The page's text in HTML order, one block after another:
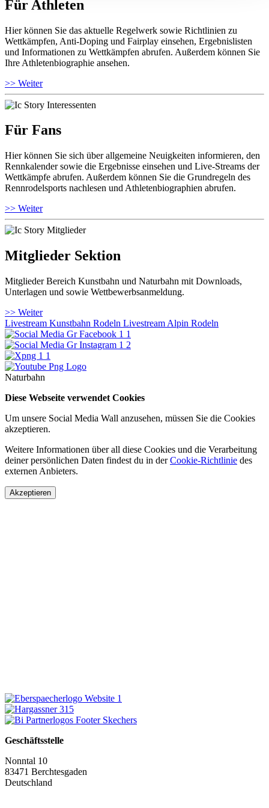
Für Athleten
Hier können Sie das aktuelle Regelwerk sowie Richtlinien zu
Wettkämpfen, Anti-Doping und Fairplay einsehen, Ergebnislisten
und Informationen zu Wettkämpfen abrufen. Außerdem können Sie
Ihre Athletenbiographie ansehen.
>> Weiter
Für Fans
Hier können Sie sich über allgemeine Neuigkeiten informieren, den
Rennkalender sowie die Ergebnisse einsehen und Live-Streams der
Wettkämpfe abrufen. Außerdem können Sie die Grundregeln des
Rennrodelsports nachlesen und Athletenbiographien abrufen.
>> Weiter
Mitglieder Sektion
Mitglieder Bereich Kunstbahn und Naturbahn mit Downloads,
Unterlagen und sowie Wettbewerbsanmeldung.
>> Weiter
Livestream Kunstbahn Rodeln Livestream Alpin Rodeln
Naturbahn
Diese Webseite verwendet Cookies
Um unsere Social Media Wall anzusehen, müssen Sie die Cookies
akzeptieren.
Weitere Informationen über all diese Cookies und die Verarbeitung
deiner persönlichen Daten findest du in derCookie-Richtlinie des
externen Anbieters.
Akzeptieren
Geschäftsstelle
Nonntal 10
83471 Berchtesgaden
Deutschland